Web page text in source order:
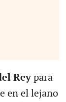
Reypara
en el lejano